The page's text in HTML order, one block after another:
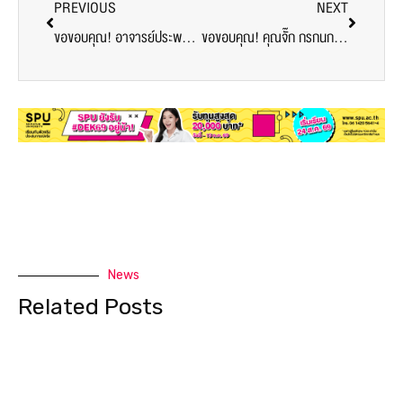
PREVIOUS
ขอขอบคุณ! อาจารย์ประพาฬรัตน์ อ่ำประเสริฐ มอบอาหารสนับสนุนบุคลากรทางการแพทย์และอาสาสมัคร ศูนย์ฉีดวัคซีนมหาวิทยาลัยศรีปทุม
NEXT
ขอขอบคุณ! คุณจั๊ก กรกนก เชาว์ปรีชา ครัวแล้วแต่จั๊ก มอบอาหารกลางวัน สนับสนุน ศูนย์วัคซีนมหาวิทยาลัยศรีปทุม
News
Related Posts